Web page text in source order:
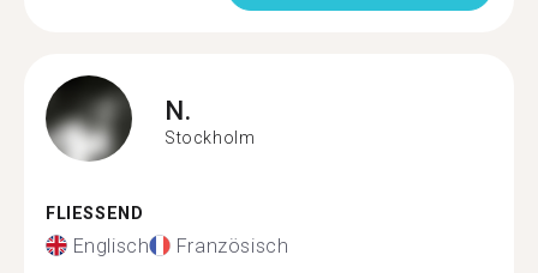
N.
Stockholm
FLIESSEND
Englisch Französisch